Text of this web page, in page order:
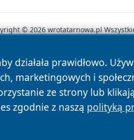
działała prawidłowo.
marketingowych i
ze strony lub
zgodnie z naszą polityką
© 2026 wrotatarnowa.pl
Autorzy Polityka Prywatności